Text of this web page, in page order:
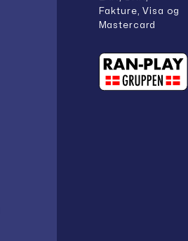
Fakture, Visa og
Mastercard